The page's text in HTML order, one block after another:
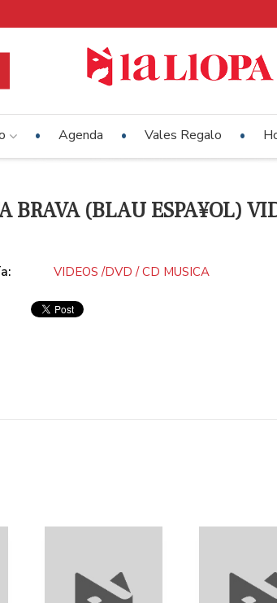
Agenda Vales Regalo
BRAVA (BLAU ESPA¥OL)
VIDEOS /DVD / CD MUSICA